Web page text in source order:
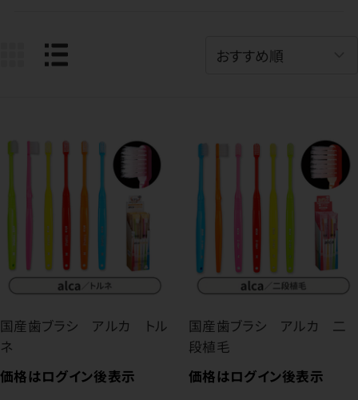
国産歯ブラシ アルカ トル
ネ
価格はログイン後表示
国産歯ブラシ アルカ 二
段植毛
価格はログイン後表示